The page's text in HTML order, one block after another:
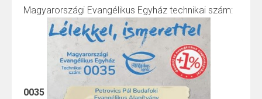
Magyarországi Evangélikus Egyház technikai szám:
0035